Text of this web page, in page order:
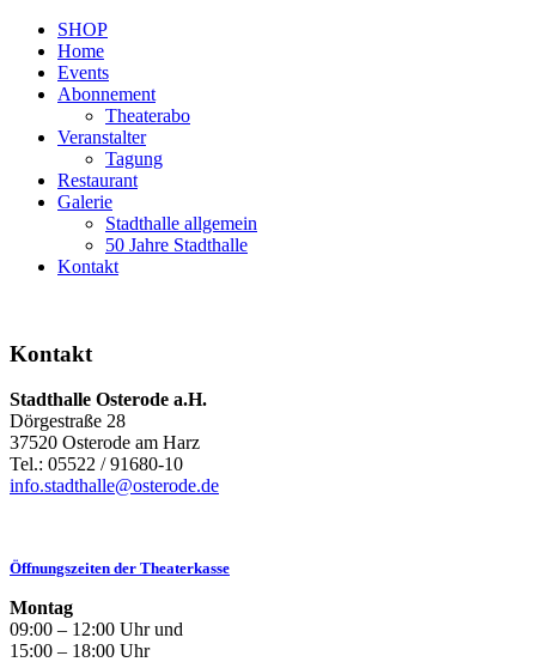
SHOP
Home
Events
Abonnement
Theaterabo
Veranstalter
Tagung
Restaurant
Galerie
Stadthalle allgemein
50 Jahre Stadthalle
Kontakt
Kontakt
Stadthalle Osterode a.H.
Dörgestraße 28
37520 Osterode am Harz
Tel.: 05522 / 91680-10
info.stadthalle@osterode.de
Öffnungszeiten der Theaterkasse
Montag
09:00 – 12:00 Uhr und
15:00 – 18:00 Uhr